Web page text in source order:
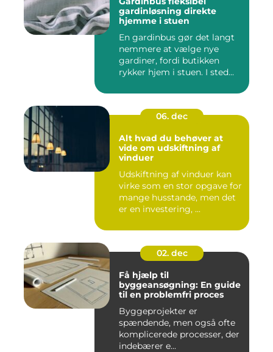
gardinløsning direkte
hjemme i stuen
En gardinbus gør det langt
nemmere at vælge nye
gardiner, fordi butikken
rykker hjem i stuen. I sted...
06. dec
Alt hvad du behøver at
vide om udskiftning af
vinduer
Udskiftning af vinduer kan
virke som en stor opgave for
mange husstande, men det
er en investering, ...
02. dec
Få hjælp til
byggeansøgning: En guide
til en problemfri proces
Byggeprojekter er
spændende, men også ofte
komplicerede processer, der
indebærer e...